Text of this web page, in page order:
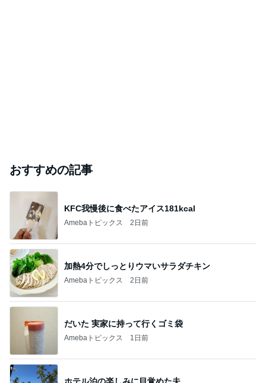
おすすめの記事
KFC我慢後に食べたアイス181kcal
Amebaトピックス 2日前
加熱4分でしっとりウマいサラダチキン
Amebaトピックス 2日前
だいた 実家に持って行くゴミ袋
Amebaトピックス 1日前
ホテル泊の楽しみに目覚めた夫